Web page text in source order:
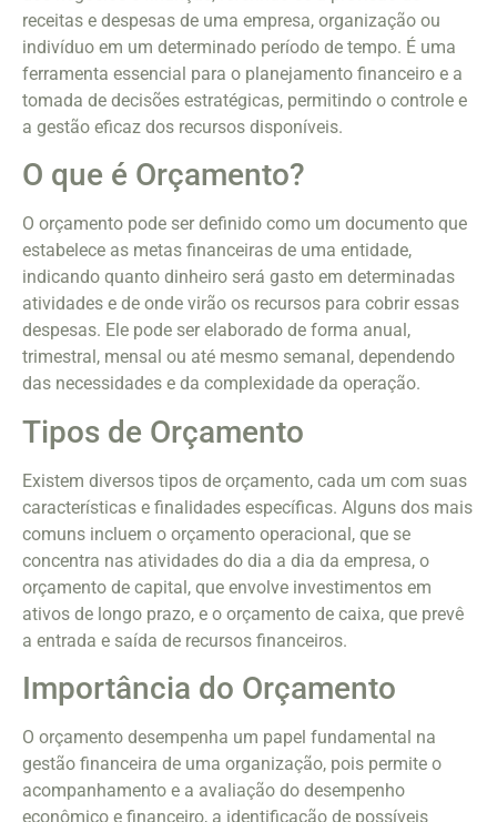
receitas e despesas de uma empresa, organização ou
indivíduo em um determinado período de tempo. É uma
ferramenta essencial para o planejamento financeiro e a
tomada de decisões estratégicas, permitindo o controle e
a gestão eficaz dos recursos disponíveis.
O que é Orçamento?
O orçamento pode ser definido como um documento que
estabelece as metas financeiras de uma entidade,
indicando quanto dinheiro será gasto em determinadas
atividades e de onde virão os recursos para cobrir essas
despesas. Ele pode ser elaborado de forma anual,
trimestral, mensal ou até mesmo semanal, dependendo
das necessidades e da complexidade da operação.
Tipos de Orçamento
Existem diversos tipos de orçamento, cada um com suas
características e finalidades específicas. Alguns dos mais
comuns incluem o orçamento operacional, que se
concentra nas atividades do dia a dia da empresa, o
orçamento de capital, que envolve investimentos em
ativos de longo prazo, e o orçamento de caixa, que prevê
a entrada e saída de recursos financeiros.
Importância do Orçamento
O orçamento desempenha um papel fundamental na
gestão financeira de uma organização, pois permite o
acompanhamento e a avaliação do desempenho
econômico e financeiro, a identificação de possíveis